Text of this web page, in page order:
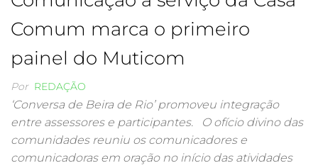
Comum marca o primeiro
painel do Muticom
Por REDAÇÃO
‘Conversa de Beira de Rio’ promoveu integração
entre assessores e participantes. O ofício divino das
comunidades reuniu os comunicadores e
comunicadoras em oração no início das atividades